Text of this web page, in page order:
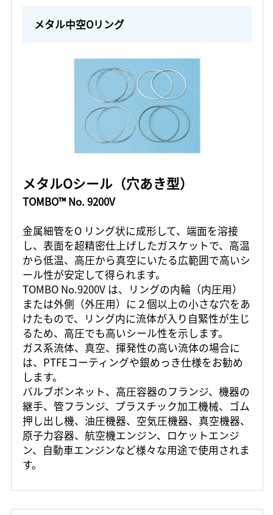
メタル中空Oリング
メタルOシール（穴あき型）
TOMBO™ No. 9200V
金属細管をO リング状に成形して、端面を溶接
し、表面を超精密仕上げしたガスケットで、高温
から低温、高圧から真空にいたる広範囲で高いシ
ール性が安定して得られます。
TOMBO No.9200V は、リングの内輪（内圧用）
または外側（外圧用）に２個以上の小さな穴をあ
けたもので、リング内に流体が入り自緊性が生じ
るため、高圧でも高いシール性を示します。
ガス系流体、真空、揮発性の高い流体の場合に
は、PTFEコーティングや銀めっき仕様をお勧め
します。
バルブボンネット、高圧容器のフランジ、機器の
継手、管フランジ、プラスチック加工機械、ゴム
押し出し機、油圧機器、空気圧機器、真空機器、
原子力容器、航空機エンジン、ロケットエンジ
ン、自動車エンジンなど様々な用途で使用されま
す。